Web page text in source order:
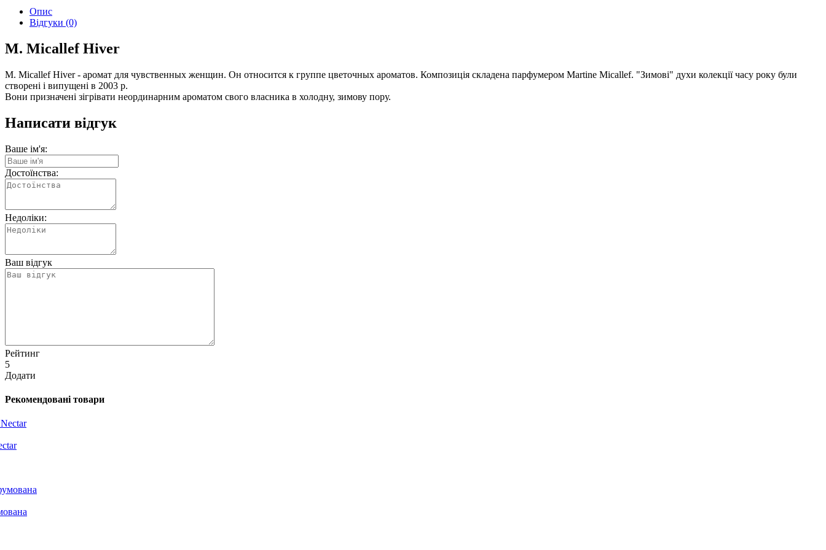
Опис
Відгуки (0)
M. Micallef Hiver
M. Micallef Hiver - аромат для чувственных женщин. Он относится к группе цветочных ароматов. Композиція складена парфумером Martine Micallef. "Зимові" духи колекції часу року були
створені і випущені в 2003 р.
Вони призначені зігрівати неординарним ароматом свого власника в холодну, зимову пору.
Написати відгук
Ваше ім'я:
Достоїнства:
Недоліки:
Ваш відгук
Рейтинг
5
Додати
Рекомендовані товари